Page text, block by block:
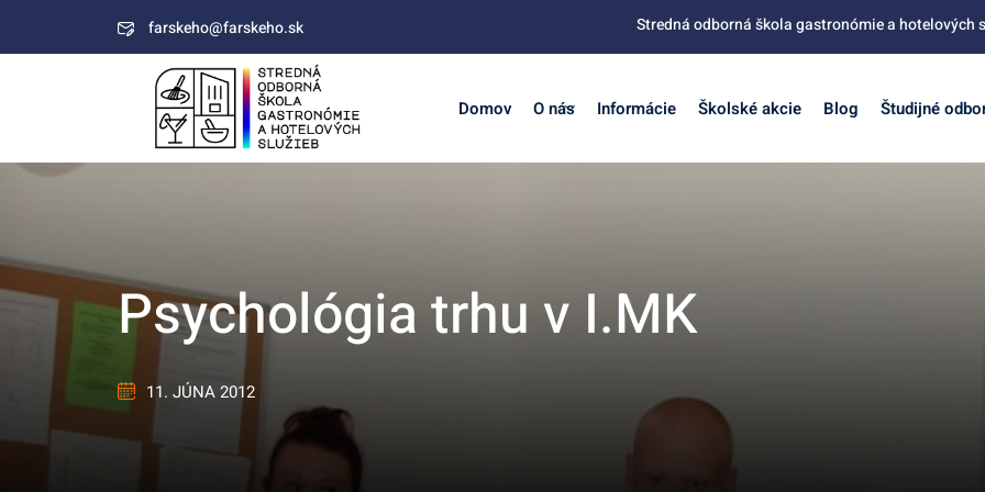
farskeho@farskeho.sk Stredná odborná škola gastronómie a hotelových
Domov O nás Informácie Školské akcie Blog Študijné
Psychológia trhu v I.MK
11. JÚNA 2012